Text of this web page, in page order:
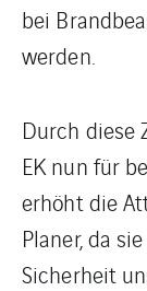
bei
werden.
Durch diese
EK nun für
erhöht die
Planer, da
Sicherheit